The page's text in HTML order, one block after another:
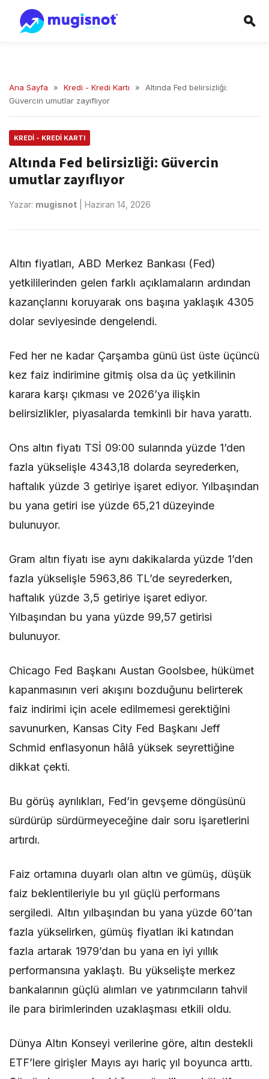
Ana Sayfa » Kredi - Kredi Kartı »
Altında Fed belirsizliği:
Güvercin umutlar zayıflıyor
KREDI - KREDI KARTI
Altında Fed belirsizliği: Güvercin
umutlar zayıflıyor
Yazar: mugisnot Haziran 14, 2026
Altın fiyatları, ABD Merkez Bankası (Fed)
yetkililerinden gelen farklı açıklamaların ardından
kazançlarını koruyarak ons başına yaklaşık 4305
dolar seviyesinde dengelendi.
Fed her ne kadar Çarşamba günü üst üste üçüncü
kez faiz indirimine gitmiş olsa da üç yetkilinin
karara karşı çıkması ve 2026’ya ilişkin
belirsizlikler, piyasalarda temkinli bir hava yarattı.
Ons altın fiyatı TSİ 09:00 sularında yüzde 1’den
fazla yükselişle 4343,18 dolarda seyrederken,
haftalık yüzde 3 getiriye işaret ediyor. Yılbaşından
bu yana getiri ise yüzde 65,21 düzeyinde
bulunuyor.
Gram altın fiyatı ise aynı dakikalarda yüzde 1’den
fazla yükselişle 5963,86 TL’de seyrederken,
haftalık yüzde 3,5 getiriye işaret ediyor.
Yılbaşından bu yana yüzde 99,57 getirisi
bulunuyor.
Chicago Fed Başkanı Austan Goolsbee, hükümet
kapanmasının veri akışını bozduğunu belirterek
faiz indirimi için acele edilmemesi gerektiğini
savunurken, Kansas City Fed Başkanı Jeff
Schmid enflasyonun hâlâ yüksek seyrettiğine
dikkat çekti.
Bu görüş ayrılıkları, Fed’in gevşeme döngüsünü
sürdürüp sürdürmeyeceğine dair soru işaretlerini
artırdı.
Faiz ortamına duyarlı olan altın ve gümüş, düşük
faiz beklentileriyle bu yıl güçlü performans
sergiledi. Altın yılbaşından bu yana yüzde 60’tan
fazla yükselirken, gümüş fiyatları iki katından
fazla artarak 1979’dan bu yana en iyi yıllık
performansına yaklaştı. Bu yükselişte merkez
bankalarının güçlü alımları ve yatırımcıların tahvil
ile para birimlerinden uzaklaşması etkili oldu.
Dünya Altın Konseyi verilerine göre, altın destekli
ETF’lere girişler Mayıs ayı hariç yıl boyunca arttı.